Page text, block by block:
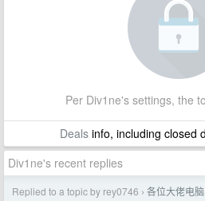
Per Div1ne's settings, the
Dealsinfo, including closed
Div1ne's recent replies
Replied to a topic by rey0746 › 各位大佬电